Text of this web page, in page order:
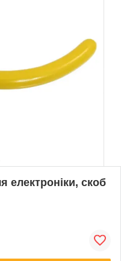
електроніки, скоб